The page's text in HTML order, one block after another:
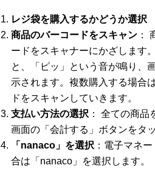
レジ袋を購入するかどうか選択
商品のバーコードをスキャン ：
ードをスキャナーにかざします
と、「ピッ」という音が鳴り、
示されます。複数購入する場合
ドをスキャンしていきます。
支払い方法の選択 ： 全ての商品
画面の「会計する」ボタンをタ
「nanaco」を選択 ：電子マネ
合は「nanaco」を選択します。